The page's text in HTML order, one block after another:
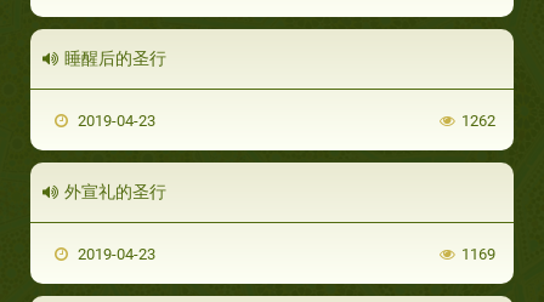
睡醒后的圣行
2019-04-23 1262
外宣礼的圣行
2019-04-23 1169